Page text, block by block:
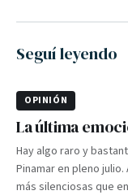
Seguí leyendo
OPINIÓN
La última
Hay algo raro y
Pinamar en pleno
más silenciosas que